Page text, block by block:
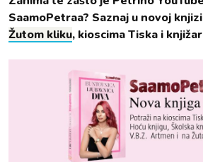
SaamoPetraa? Saznaj u novoj
Žutom kliku, kioscima Tiska i